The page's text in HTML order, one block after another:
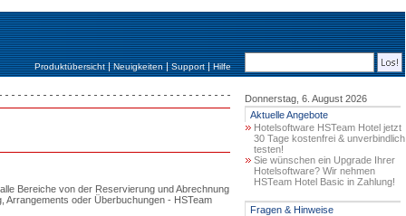
Produktübersicht|Neuigkeiten|Support|Hilfe
Bereiche von der Reservierung und Abrechnung
Arrangements oder Überbuchungen - HSTeam
Donnerstag, 6. August 2026
Aktuelle Angebote
Hotelsoftware HSTeam Hotel jetzt
30 Tage kostenfrei & unverbindlich
testen!
Sie wünschen ein Upgrade Ihrer
Hotelsoftware? Wir nehmen
HSTeam Hotel Basic in Zahlung!
Fragen & Hinweise